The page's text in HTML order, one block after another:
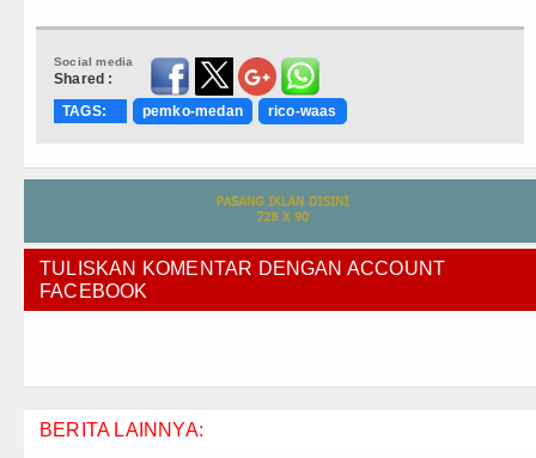
Social media
Shared :
TAGS:
pemko-medan rico-waas
TULISKAN KOMENTAR DENGAN ACCOUNT
FACEBOOK
BERITA LAINNYA: